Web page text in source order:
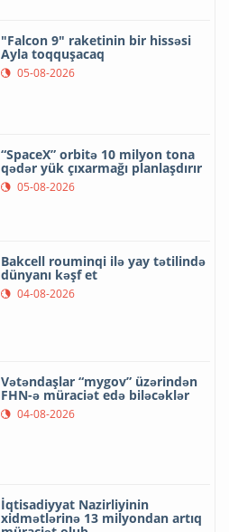
"Falcon 9" raketinin bir hissəsi
Ayla toqquşacaq
05-08-2026
“SpaceX” orbitə 10 milyon tona
qədər yük çıxarmağı planlaşdırır
05-08-2026
Bakcell rouminqi ilə yay tətilində
dünyanı kəşf et
04-08-2026
Vətəndaşlar “mygov” üzərindən
FHN-ə müraciət edə biləcəklər
04-08-2026
İqtisadiyyat Nazirliyinin
xidmətlərinə 13 milyondan artıq